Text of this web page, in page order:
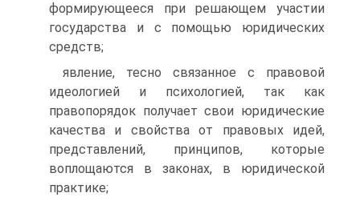
формирующееся при решающем участии
государства и с помощью юридических
средств;
явление, тесно связанное с правовой
идеологией и психологией, так как
правопорядок получает свои юридические
качества и свойства от правовых идей,
представлений, принципов, которые
воплощаются в законах, в юридической
практике;